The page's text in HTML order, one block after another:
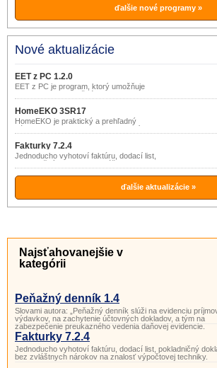
ďalšie nové programy »
Nové aktualizácie
EET z PC 1.2.0
EET z PC je program, ktorý umožňuje
odoslanie EET z bežného PC alebo
notebooku.
HomeEKO 3SR17
HomeEKO je praktický a prehľadný
nástroj pre evidenciu (nielen) financií
domácnosti.
Fakturky 7.2.4
Jednoducho vyhotoví faktúru, dodací list,
pokladničný doklad bez zvláštnych
nárokov na znalosť výpočtovej techniky.
ďalšie aktualizácie »
Najsťahovanejšie v
kategórii
Peňažný denník 1.4
Slovami autora: „Peňažný denník slúži na evidenciu
výdavkov, na zachytenie účtovných dokladov, a tým na
zabezpečenie preukazného vedenia daňovej evidencie.
Fakturky 7.2.4
Jednoducho vyhotoví faktúru, dodací list, pokladničný
bez zvláštnych nárokov na znalosť výpočtovej techniky.